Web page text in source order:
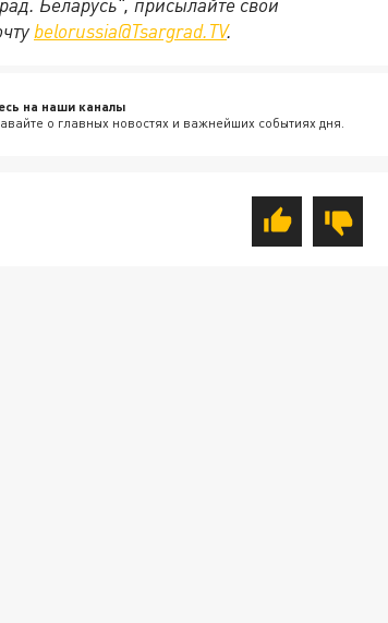
belorussia@Tsargrad.TV.
на наши каналы
о главных новостях и важнейших событиях дня.